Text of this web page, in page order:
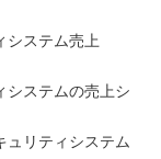
システム売上
システムの売上シ
ュリティシステム